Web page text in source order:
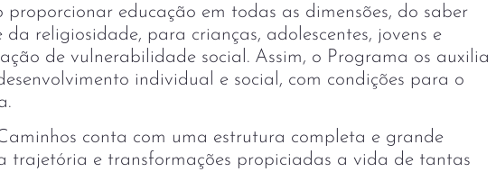
proporcionar educação em todas as dimensões, do saber
religiosidade, para crianças, adolescentes, jovens e
de vulnerabilidade social. Assim, o Programa os auxilia
individual e social, com condições para o
conta com uma estrutura completa e grande
trajetória e transformações propiciadas a vida de tantas